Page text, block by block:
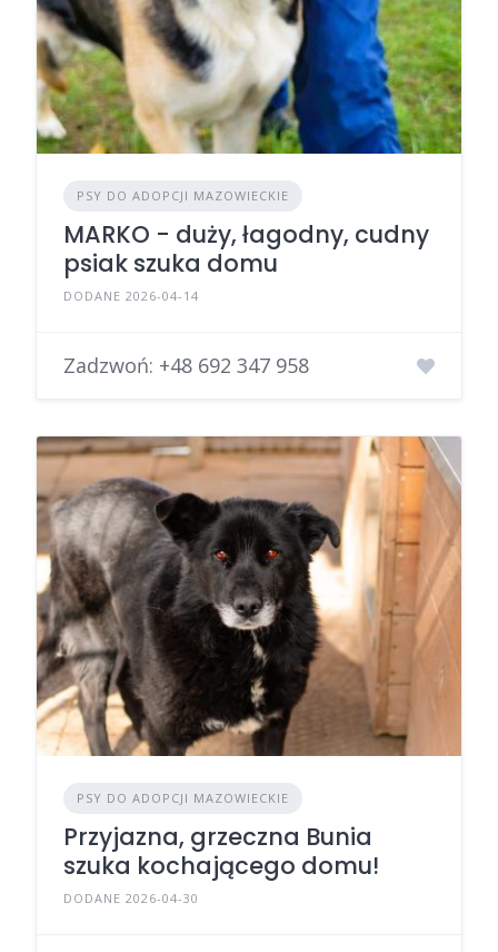
PSY DO ADOPCJI MAZOWIECKIE
MARKO - duży, łagodny, cudny
psiak szuka domu
DODANE 2026-04-14
Zadzwoń: +48 692 347 958
PSY DO ADOPCJI MAZOWIECKIE
Przyjazna, grzeczna Bunia
szuka kochającego domu!
DODANE 2026-04-30